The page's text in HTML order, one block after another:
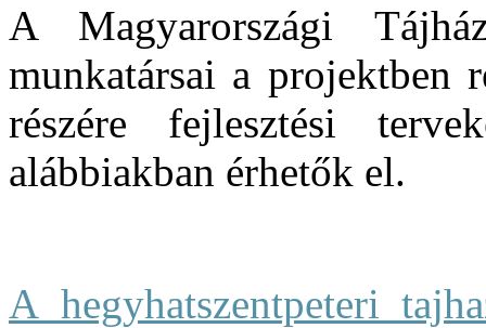
A Magyarországi
munkatársai a projektben
részére fejlesztési
alábbiakban érhetők el.